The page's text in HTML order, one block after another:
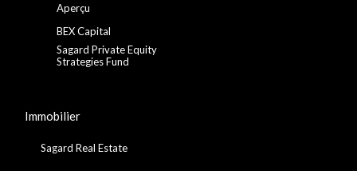
Aperçu
BEX Capital
Sagard Private Equity
Strategies Fund
Immobilier
Sagard Real Estate